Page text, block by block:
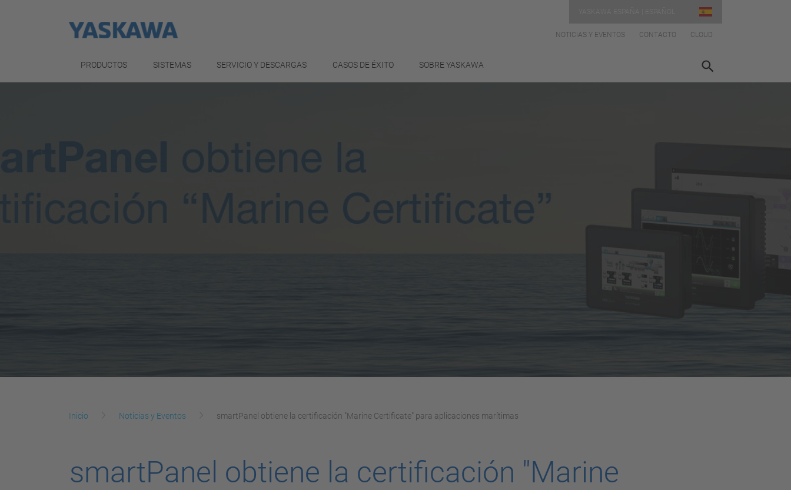
NOTICIAS Y EVENTOS CONTACTO CLOUD
PRODUCTOS SISTEMAS SERVICIO Y DESCARGAS CASOS DE ÉXITO SOBRE YASKAWA
Inicio Noticias y Eventos smartPanel obtiene la certificación "Marine Certificate" para aplicaciones marítimas
smartPanel obtiene la certificación "Marine